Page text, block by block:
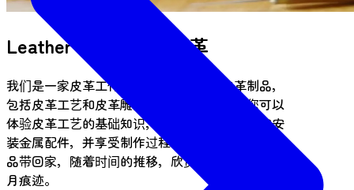
Leather Studio J 的皮革
我们是一家皮革工作室，主要生产手工皮革制品，
包括皮革工艺和皮革雕刻。在这个工作室，您可以
体验皮革工艺的基础知识，例如手工缝制皮革和安
装金属配件，并享受制作过程。您可以将自己的作
品带回家，随着时间的推移，欣赏皮革的质感和岁
月痕迹。